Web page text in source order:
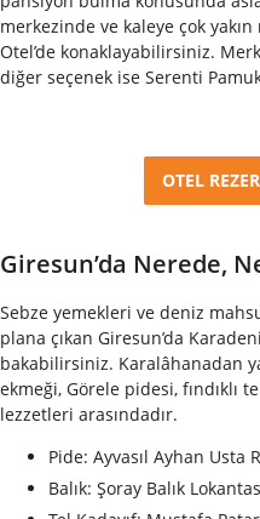
merkezinde ve kaleye çok
Otel’de konaklayabilirsiniz.
diğer seçenek ise Serenti
OTEL
Giresun’da Nerede,
Sebze yemekleri ve deniz
plana çıkan Giresun’da
bakabilirsiniz. Karalâhanadan
ekmeği, Görele pidesi, fındıklı
lezzetleri arasındadır.
Pide: Ayvasıl Ayhan Usta
Balık: Şoray Balık